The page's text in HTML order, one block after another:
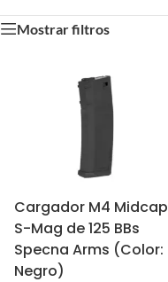
Mostrar filtros
Cargador M4 Midcap
S-Mag de 125 BBs
Specna Arms (Color:
Negro)